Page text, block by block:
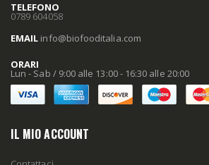
TELEFONO
0789 604058
EMAIL info@biofooditalia.com
ORARI
Lun - Sab / 9:00 alle 13:00 - 16:30 alle 20:00
IL MIO ACCOUNT